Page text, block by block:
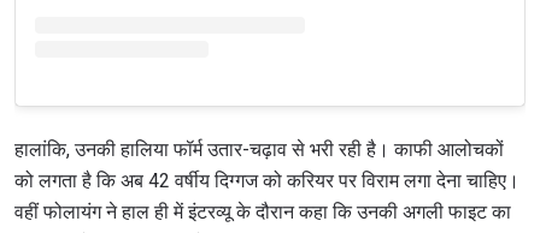
हालांकि, उनकी हालिया फॉर्म उतार-चढ़ाव से भरी रही है। काफी आलोचकों
को लगता है कि अब 42 वर्षीय दिग्गज को करियर पर विराम लगा देना चाहिए।
वहीं फोलायंग ने हाल ही में इंटरव्यू के दौरान कहा कि उनकी अगली फाइट का